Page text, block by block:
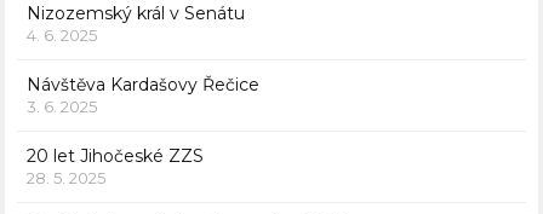
Nizozemský král v Senátu
4. 6. 2025
Návštěva Kardašovy Řečice
3. 6. 2025
20 let Jihočeské ZZS
28. 5. 2025